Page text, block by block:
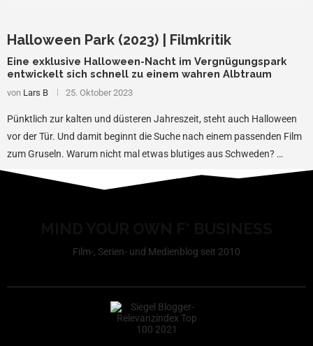
Halloween Park (2023) | Filmkritik
Eine exklusive Halloween-Nacht im Vergnügungspark
entwickelt sich schnell zu einem wahren Albtraum
von Lars B 25. Oktober 2023
Pünktlich zur kalten und düsteren Jahreszeit, steht auch Halloween
vor der Tür. Und damit beginnt die Suche nach einem passenden Film
zum Gruseln. Warum nicht mal etwas blutiges aus Schweden? …
Film-, Serien- und Medienblog seit 2010